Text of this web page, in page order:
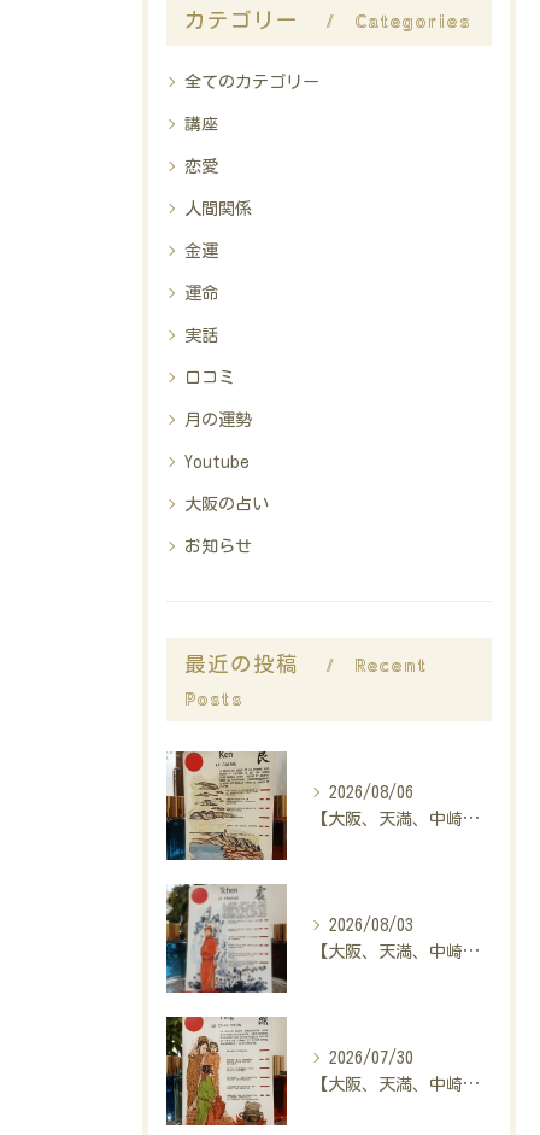
カテゴリー Categories
全てのカテゴリー
講座
恋愛
人間関係
金運
運命
実話
口コミ
月の運勢
Youtube
大阪の占い
お知らせ
最近の投稿
Recent
Posts
2026/08/06
【大阪、天満、中崎町の占い】madam豊子、本日のメッセージ
2026/08/03
【大阪、天満、中崎町の占い】madam豊子、本日のメッセージ
2026/07/30
【大阪、天満、中崎町の占い】madam豊子、本日のメッセージ